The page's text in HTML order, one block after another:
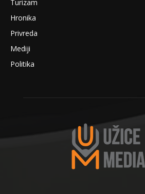
Turizam
Hronika
Privreda
Mediji
Politika